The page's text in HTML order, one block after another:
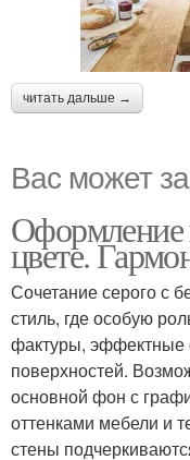
читать дальше →
Вас может
Оформление
цвете.
Сочетание серого с
стиль, где особую
фактуры, эффектные
поверхностей.
основной фон с
оттенками мебели и
стены